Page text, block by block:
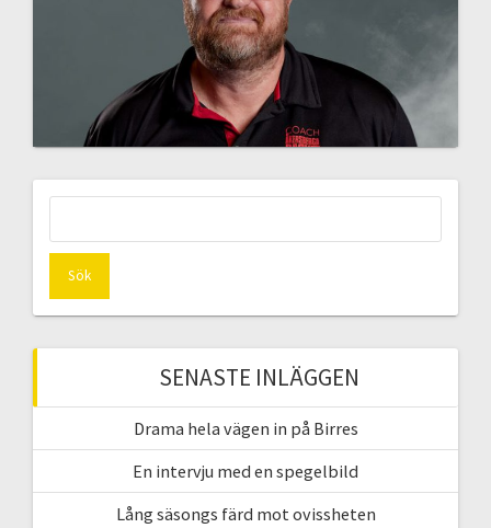
SENASTE INLÄGGEN
Drama hela vägen in på Birres
En intervju med en spegelbild
Lång säsongs färd mot ovissheten